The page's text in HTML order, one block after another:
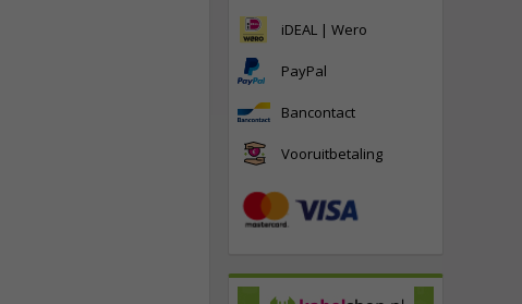
iDEAL | Wero
PayPal
Bancontact
Vooruitbetaling